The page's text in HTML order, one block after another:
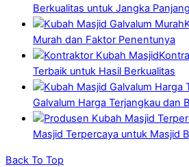
Berkualitas untuk Jangka Panjang
Murah dan Faktor Penentunya
Terbaik untuk Hasil Berkualitas
Galvalum Harga Terjangkau dan
Masjid Terpercaya untuk Masjid
Back To Top